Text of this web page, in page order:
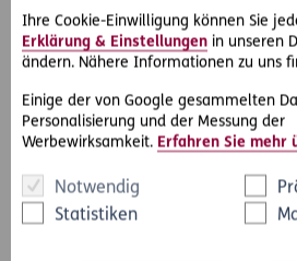
Ihre Cookie-Einwilligung können Sie
Erklärung & Einstellungen in unseren
ändern. Nähere Informationen zu uns
Einige der von Google gesammelten
Personalisierung und der Messung der
Werbewirksamkeit. Erfahren Sie mehr
Notwendig
Statistiken
zu vertreiben.
lästig und unangenehm, haben
langfristigen gesundheitlichen
Bissen von anderen Insekten, wie
wohl der Fall sein. Bei der
ERGO
daher allergische Reaktionen auf
Hornissenstiche versichert. Auch